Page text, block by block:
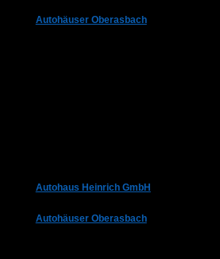
Autohäuser Oberasbach
Autohaus Heinrich GmbH
Autohäuser Oberasbach